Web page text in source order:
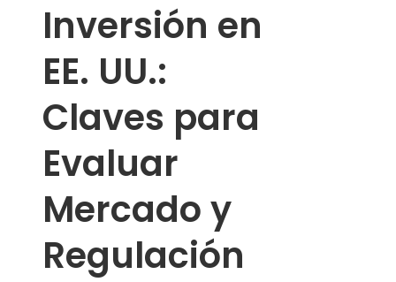
Inversión en
EE. UU.:
Claves para
Evaluar
Mercado y
Regulación